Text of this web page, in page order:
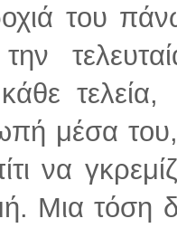
του
μέσα
να
Μια τόση